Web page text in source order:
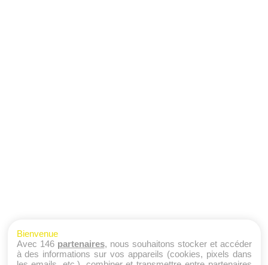
Bienvenue
Avec 146 partenaires, nous souhaitons stocker et accéder
à des informations sur vos appareils (cookies, pixels dans